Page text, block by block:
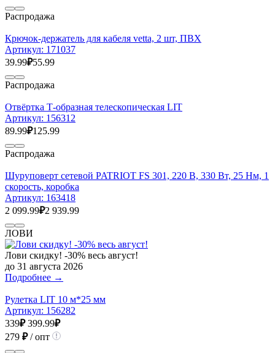
Распродажа
Крючок-держатель для кабеля vetta, 2 шт, ПВХ
Артикул: 171037
39.99₽55.99
Распродажа
Отвёртка Т-образная телескопическая LIT
Артикул: 156312
89.99₽125.99
Распродажа
Шуруповерт сетевой PATRIOT FS 301, 220 В, 330 Вт, 25 Нм, 1
скорость, коробка
Артикул: 163418
2 099.99₽2 939.99
ЛОВИ
Лови скидку! -30% весь август!
до 31 августа 2026
Подробнее →
Рулетка LIT 10 м*25 мм
Артикул: 156282
339₽ 399.99₽
279 ₽/ опт